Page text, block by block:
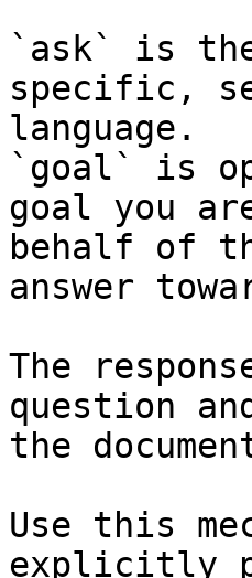
`ask` is
specific,
language.
`goal` is
goal you
behalf of
answer
The
question
the
Use this
explicitly